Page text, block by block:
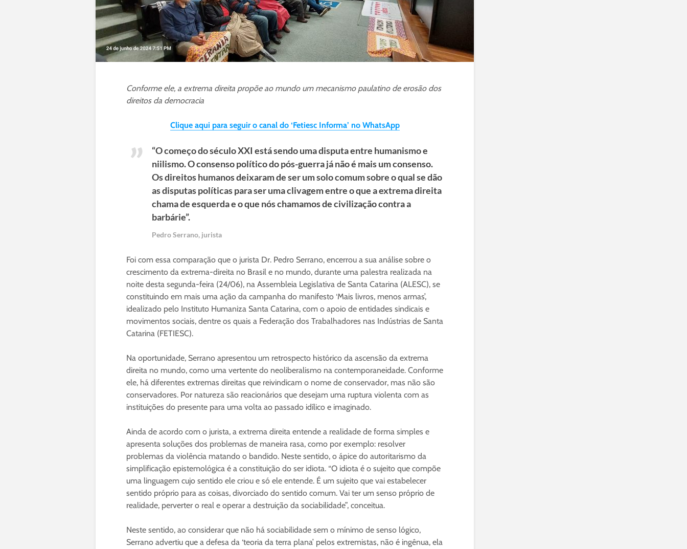
Conforme ele, a extrema direita propõe ao mundo um mecanismo paulatino de erosão dos
direitos da democracia
Clique aqui para seguir o canal do ‘Fetiesc Informa’ no WhatsApp
“O começo do século XXI está sendo uma disputa entre humanismo e
niilismo. O consenso político do pós-guerra já não é mais um consenso.
Os direitos humanos deixaram de ser um solo comum sobre o qual se dão
as disputas políticas para ser uma clivagem entre o que a extrema direita
chama de esquerda e o que nós chamamos de civilização contra a
barbárie”.
Pedro Serrano, jurista
Foi com essa comparação que o jurista Dr. Pedro Serrano, encerrou a sua análise sobre o
crescimento da extrema-direita no Brasil e no mundo, durante uma palestra realizada na
noite desta segunda-feira (24/06), na Assembleia Legislativa de Santa Catarina (ALESC), se
constituindo em mais uma ação da campanha do manifesto ‘Mais livros, menos armas’,
idealizado pelo Instituto Humaniza Santa Catarina, com o apoio de entidades sindicais e
movimentos sociais, dentre os quais a Federação dos Trabalhadores nas Indústrias de Santa
Catarina (FETIESC).
Na oportunidade, Serrano apresentou um retrospecto histórico da ascensão da extrema
direita no mundo, como uma vertente do neoliberalismo na contemporaneidade. Conforme
ele, há diferentes extremas direitas que reivindicam o nome de conservador, mas não são
conservadores. Por natureza são reacionários que desejam uma ruptura violenta com as
instituições do presente para uma volta ao passado idílico e imaginado.
Ainda de acordo com o jurista, a extrema direita entende a realidade de forma simples e
apresenta soluções dos problemas de maneira rasa, como por exemplo: resolver
problemas da violência matando o bandido. Neste sentido, o ápice do autoritarismo da
simplificação epistemológica é a constituição do ser idiota. “O idiota é o sujeito que compõe
uma linguagem cujo sentido ele criou e só ele entende. É um sujeito que vai estabelecer
sentido próprio para as coisas, divorciado do sentido comum. Vai ter um senso próprio de
realidade, perverter o real e operar a destruição da sociabilidade”, conceitua.
Neste sentido, ao considerar que não há sociabilidade sem o mínimo de senso lógico,
Serrano advertiu que a defesa da ‘teoria da terra plana’ pelos extremistas, não é ingênua, ela